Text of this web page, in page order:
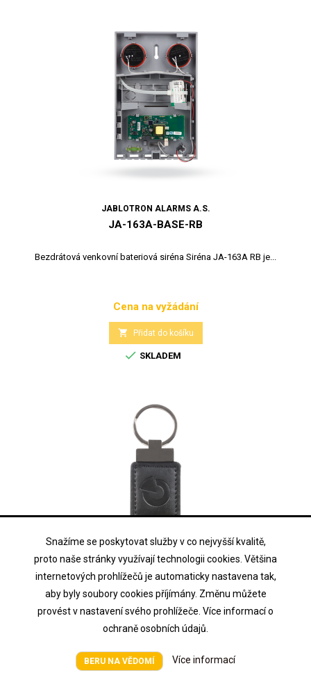
Snažíme se poskytovat služby v co nejvyšší kvalitě,
proto naše stránky využívají technologii cookies. Většina
internetových prohlížečů je automaticky nastavena tak,
aby byly soubory cookies příjímány. Změnu můžete
provést v nastavení svého prohlížeče. Více informací o
ochraně osobních údajů.
BERU NA VĚDOMÍ Více informací
JABLOTRON ALARMS A.S.
JA-163A-BASE-RB
Bezdrátová venkovní bateriová siréna Siréna JA-163A RB je...
Cena
Cena na vyžádání
 Přidat do košíku
 SKLADEM
JABLOTRON ALARMS A.S.
JA-194J-BK
RFID kožený přívěsek - černý Univerzální přístupový čip k systému...